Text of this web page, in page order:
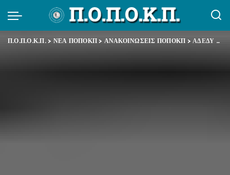
Π.Ο.Π.Ο.Κ.Π.> ΝΕΑ ΠΟΠΟΚΠ > ΑΝΑΚΟΙΝΩΣΕΙΣ ΠΟΠΟΚΠ >ΑΔΕΔΥ – Ανακοίνωση για τη διεκδίκηση του Εφάπαξ